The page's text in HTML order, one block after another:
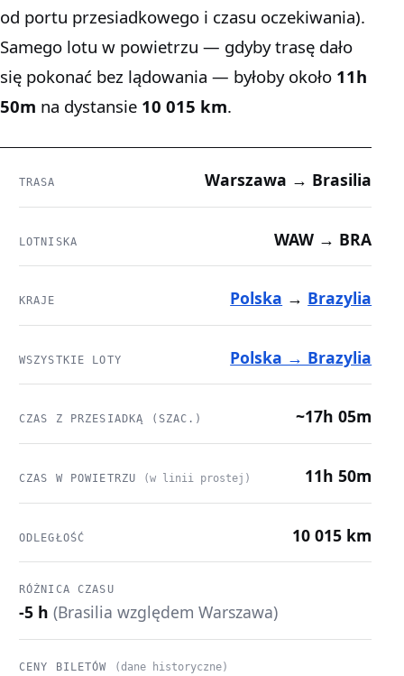
od portu przesiadkowego i czasu oczekiwania).
Samego lotu w powietrzu — gdyby trasę dało
się pokonać bez lądowania — byłoby około 11h
50m na dystansie 10 015 km.
TRASA Warszawa → Brasilia
LOTNISKA WAW → BRA
KRAJE Polska → Brazylia
WSZYSTKIE LOTY Polska → Brazylia
CZAS Z PRZESIADKĄ (SZAC.) ~17h 05m
CZAS W POWIETRZU (w linii prostej) 11h 50m
ODLEGŁOŚĆ 10 015 km
RÓŻNICA CZASU
-5 h (Brasilia względem Warszawa)
CENY BILETÓW (dane historyczne)